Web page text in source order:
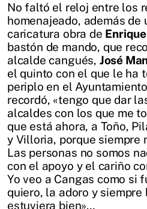
No faltó el reloj entre los
homenajeado, además de
caricatura obra de
bastón de mando, que
alcalde cangués, José
el quinto con el que le ha
periplo en el
recordó, «tengo que dar
alcaldes con los que me
que está ahora, a Toño,
y Villoria, porque siempre
Las personas no somos
con el apoyo y el cariño
Yo veo a Cangas como si
quiero, la adoro y siempre
estuviera bien»…